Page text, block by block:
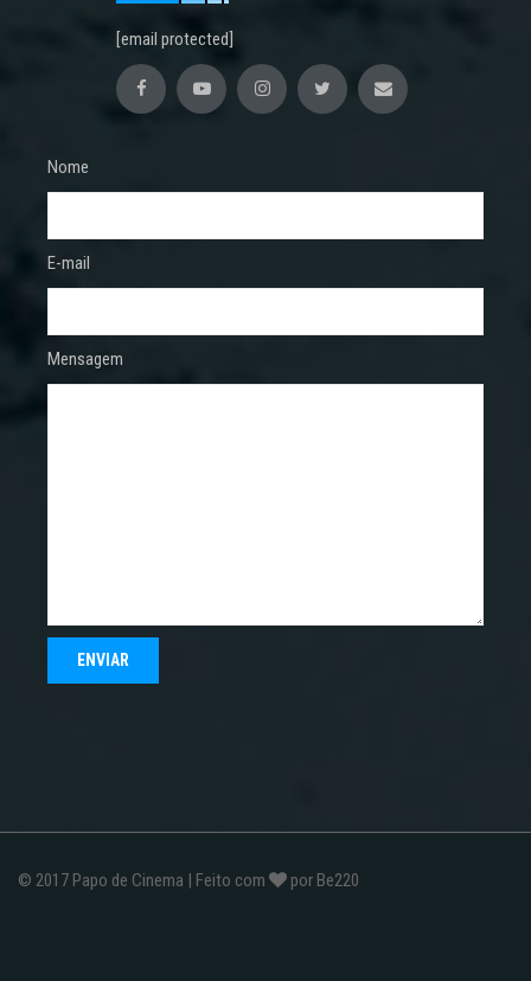
[email protected]
Nome
E-mail
Mensagem
© 2017 Papo de Cinema | Feito com por Be220